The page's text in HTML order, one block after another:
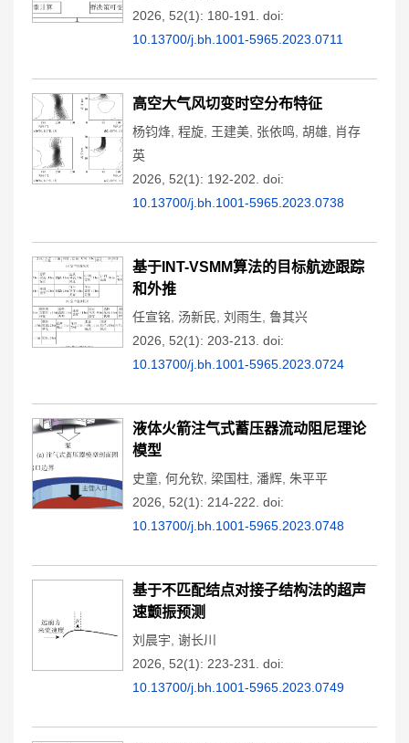
2026, 52(1): 180-191.
doi:
10.13700/j.bh.1001-5965.2023.0711
高空大气风切变时空分布特征
杨钧烽 程旋 王建美 张依鸣 胡雄
肖存
英
2026, 52(1): 192-202. doi:
10.13700/j.bh.1001-5965.2023.0738
基于INT-VSMM算法的目标航迹跟踪
和外推
任宣铭 汤新民 刘雨生 鲁其兴
2026, 52(1): 203-213. doi:
10.13700/j.bh.1001-5965.2023.0724
液体火箭注气式蓄压器流动阻尼理论
模型
史童 何允钦 梁国柱 潘辉 朱平平
2026, 52(1): 214-222. doi:
10.13700/j.bh.1001-5965.2023.0748
基于不匹配结点对接子结构法的超声
速颤振预测
刘晨宇 谢长川
2026, 52(1): 223-231.
doi:
10.13700/j.bh.1001-5965.2023.0749